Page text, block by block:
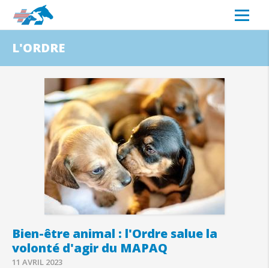
L'ORDRE
Bien-être animal : l'Ordre salue la
volonté d'agir du MAPAQ
11 AVRIL 2023